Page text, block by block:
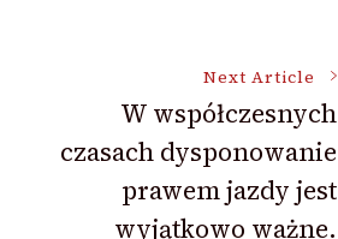
Next Article
W współczesnych
czasach dysponowanie
prawem jazdy jest
wyjątkowo ważne.